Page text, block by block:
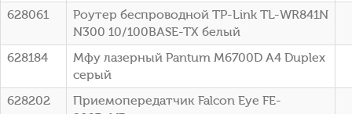
628061
Роутер беспроводной TP-Link TL-WR841N
N300 10/100BASE-TX белый
628184
Мфу лазерный Pantum M6700D A4 Duplex
серый
628202
Приемопередатчик Falcon Eye FE-